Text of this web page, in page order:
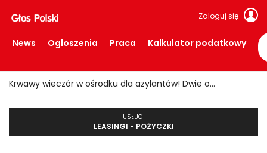
Zaloguj się
News Ogłoszenia Praca Kalkulator podatkowy
Krwawy wieczór w ośrodku dla azylantów! Dwie osoby ranne po ataku nożem
USŁUGI
LEASINGI - POŻYCZKI